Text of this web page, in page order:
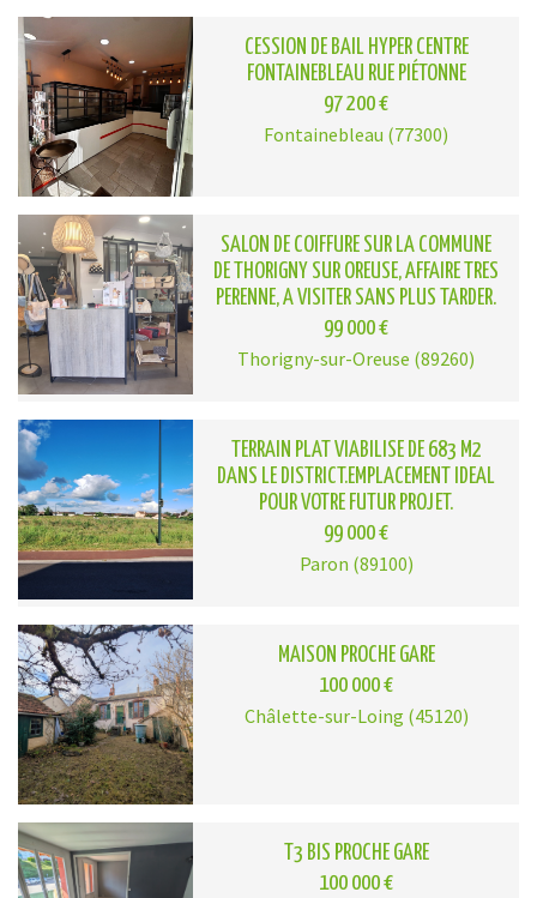
CESSION DE BAIL HYPER CENTRE
FONTAINEBLEAU RUE PIÉTONNE
97 200 €
Fontainebleau (77300)
SALON DE COIFFURE SUR LA COMMUNE
DE THORIGNY SUR OREUSE, AFFAIRE TRES
PERENNE, A VISITER SANS PLUS TARDER.
99 000 €
Thorigny-sur-Oreuse (89260)
TERRAIN PLAT VIABILISE DE 683 M2
DANS LE DISTRICT.EMPLACEMENT IDEAL
POUR VOTRE FUTUR PROJET.
99 000 €
Paron (89100)
MAISON PROCHE GARE
100 000 €
Châlette-sur-Loing (45120)
T3 BIS PROCHE GARE
100 000 €